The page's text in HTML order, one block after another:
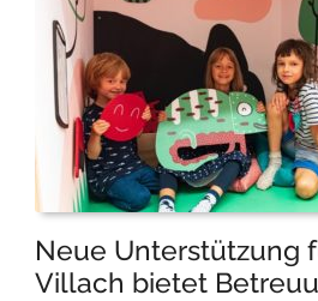
in
Neue Unterstützung
Villach bietet